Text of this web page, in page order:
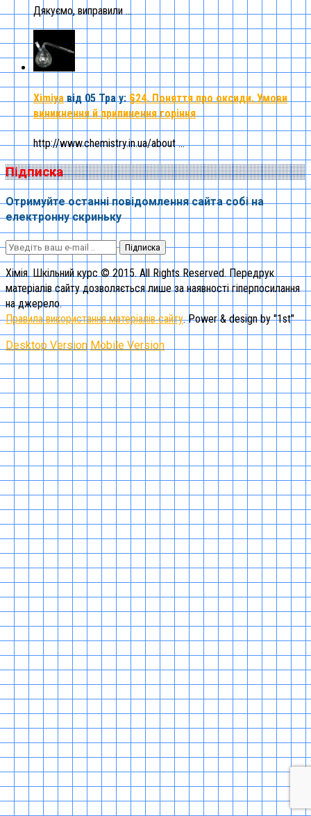
Дякуємо, виправили ...
Ximiya від 05 Тра у: §24. Поняття про оксиди. Умови
виникнення й припинення горіння
http://www.chemistry.in.ua/about ...
Підписка
Отримуйте останні повідомлення сайта собі на
електронну скриньку
Підписка
Хімія. Шкільний курс © 2015. All Rights Reserved. Передрук
матеріалів сайту дозволяється лише за наявності гіперпосилання
на джерело.
Правила використання матеріалів сайту. Power & design by "1st"
Desktop Version Mobile Version